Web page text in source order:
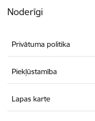
Noderīgi
Privātuma politika
Piekļūstamība
Lapas karte